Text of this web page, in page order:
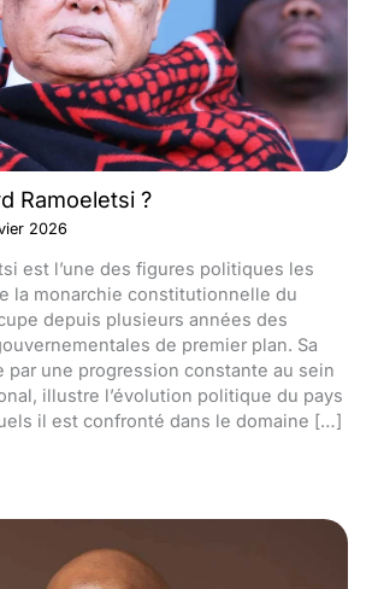
Ramoeletsi ?
2026
est l’une des figures politiques les
la monarchie constitutionnelle du
depuis plusieurs années des
de premier plan. Sa
par une progression constante au sein
illustre l’évolution politique du pays
il est confronté dans le domaine […]